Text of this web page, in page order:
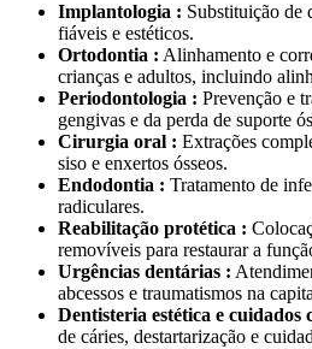
Implantologia : Substituição de
fiáveis e estéticos.
Ortodontia : Alinhamento e
crianças e adultos, incluindo
Periodontologia : Prevenção e
gengivas e da perda de suporte
Cirurgia oral : Extrações
siso e enxertos ósseos.
Endodontia : Tratamento de
radiculares.
Reabilitação protética :
removíveis para restaurar a
Urgências dentárias :
abcessos e traumatismos na
Dentisteria estética e cuidados
de cáries, destartarização e